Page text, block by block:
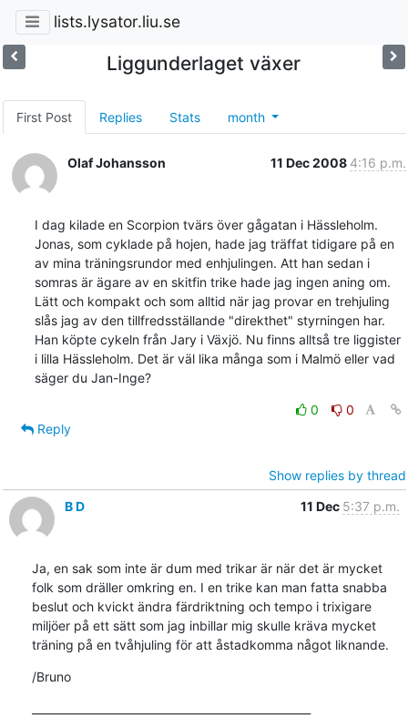
lists.lysator.liu.se
Liggunderlaget växer
First Post Replies Stats month
Olaf Johansson 11 Dec 2008 4:16 p.m.
I dag kilade en Scorpion tvärs över gågatan i Hässleholm.
Jonas, som cyklade på hojen, hade jag träffat tidigare på en
av mina träningsrundor med enhjulingen. Att han sedan i
somras är ägare av en skitfin trike hade jag ingen aning om.
Lätt och kompakt och som alltid när jag provar en trehjuling
slås jag av den tillfredsställande "direkthet" styrningen har.
Han köpte cykeln från Jary i Växjö. Nu finns alltså tre liggister
i lilla Hässleholm. Det är väl lika många som i Malmö eller vad
säger du Jan-Inge?
0
0
Reply
Show replies by thread
B D
11 Dec 5:37 p.m.
Ja, en sak som inte är dum med trikar är när det är mycket
folk som dräller omkring en. I en trike kan man fatta snabba
beslut och kvickt ändra färdriktning och tempo i trixigare
miljöer på ett sätt som jag inbillar mig skulle kräva mycket
träning på en tvåhjuling för att åstadkomma något liknande.
/Bruno